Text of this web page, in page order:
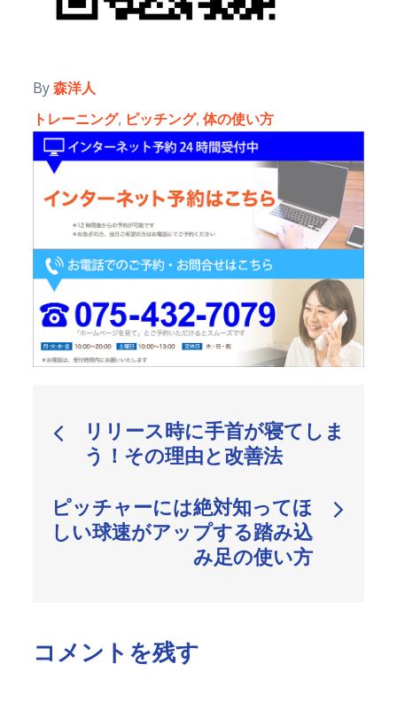
By森洋人
トレーニング, ピッチング,体の使い方
稿
ビ
ゲ
ー
リリース時に手首が寝てしま
う！その理由と改善法
ピッチャーには絶対知ってほ
しい球速がアップする踏み込
み足の使い方
コメントを残す